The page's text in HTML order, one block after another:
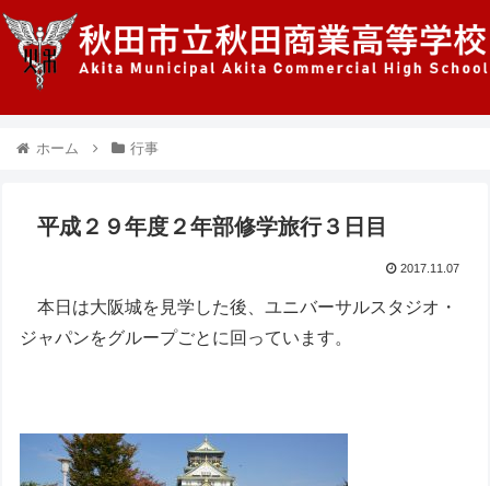
ホーム 行事
平成２９年度２年部修学旅行３日目
2017.11.07
本日は大阪城を見学した後、ユニバーサルスタジオ・
ジャパンをグループごとに回っています。